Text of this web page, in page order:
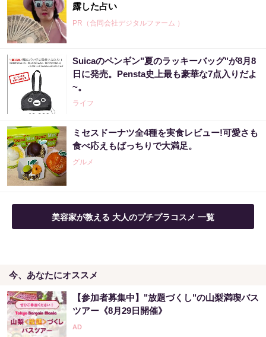
露した占い
PR（合同会社デジタルファーム ）
Suicaのペンギン"夏のラッキーバッグ"が8月8
日に発売。Pensta史上最も豪華な7点入りだよ
~。
ライフ
ミセスドーナツ全4種を実食レビュー!可愛さも
食べ応えもばっちりで大満足。
グルメ
美容家が教える 大人のプチプラコスメ 一覧
今、あなたにオススメ
【参加者募集中】"放題づくし"の山梨満喫バス
ツアー《8月29日開催》